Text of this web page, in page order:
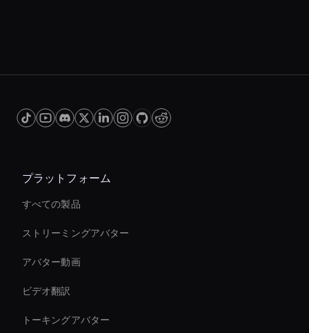
プラットフォーム
すべての製品
ストリーミングアバター
アバター動画
ビデオ翻訳
トーキングアバター